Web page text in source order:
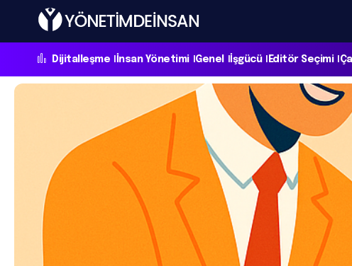
Dijitalleşme İnsan Yönetimi Genel İşgücü Editör Seçimi